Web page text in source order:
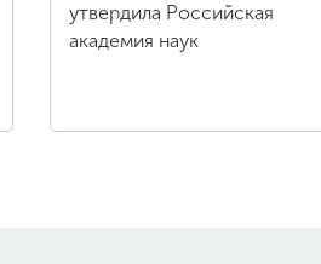
утвердила Российская
академия наук